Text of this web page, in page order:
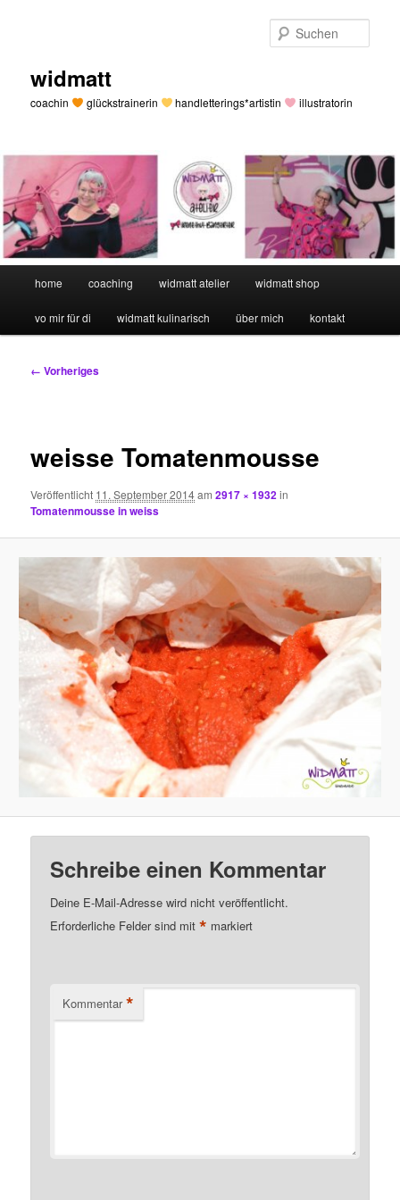
widmatt
coachin glückstrainerin handletterings*artistin illustratorin
home coaching widmatt atelier widmatt shop
vo mir für di widmatt kulinarisch über mich kontakt
Bilder-
← Vorheriges
weisse Tomatenmousse
Veröffentlicht 11. September 2014am2917 × 1932in
Tomatenmousse in weiss
Schreibe einen Kommentar
Deine E-Mail-Adresse wird nicht veröffentlicht.
Erforderliche Felder sind mit* markiert
Kommentar *